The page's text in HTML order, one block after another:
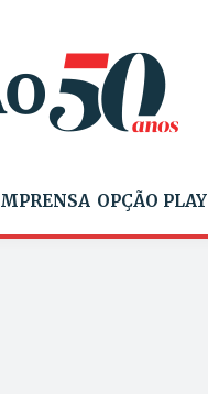
OPÇÃO PLAY